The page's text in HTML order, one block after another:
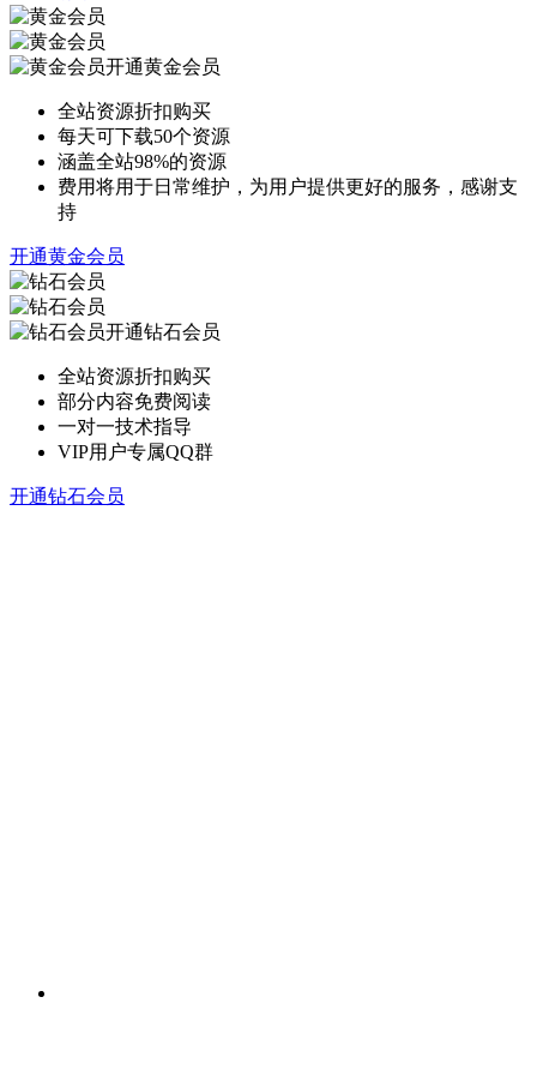
开通黄金会员
全站资源折扣购买
每天可下载50个资源
涵盖全站98%的资源
费用将用于日常维护，为用户提供更好的服务，感谢支
持
开通黄金会员
开通钻石会员
全站资源折扣购买
部分内容免费阅读
一对一技术指导
VIP用户专属QQ群
开通钻石会员